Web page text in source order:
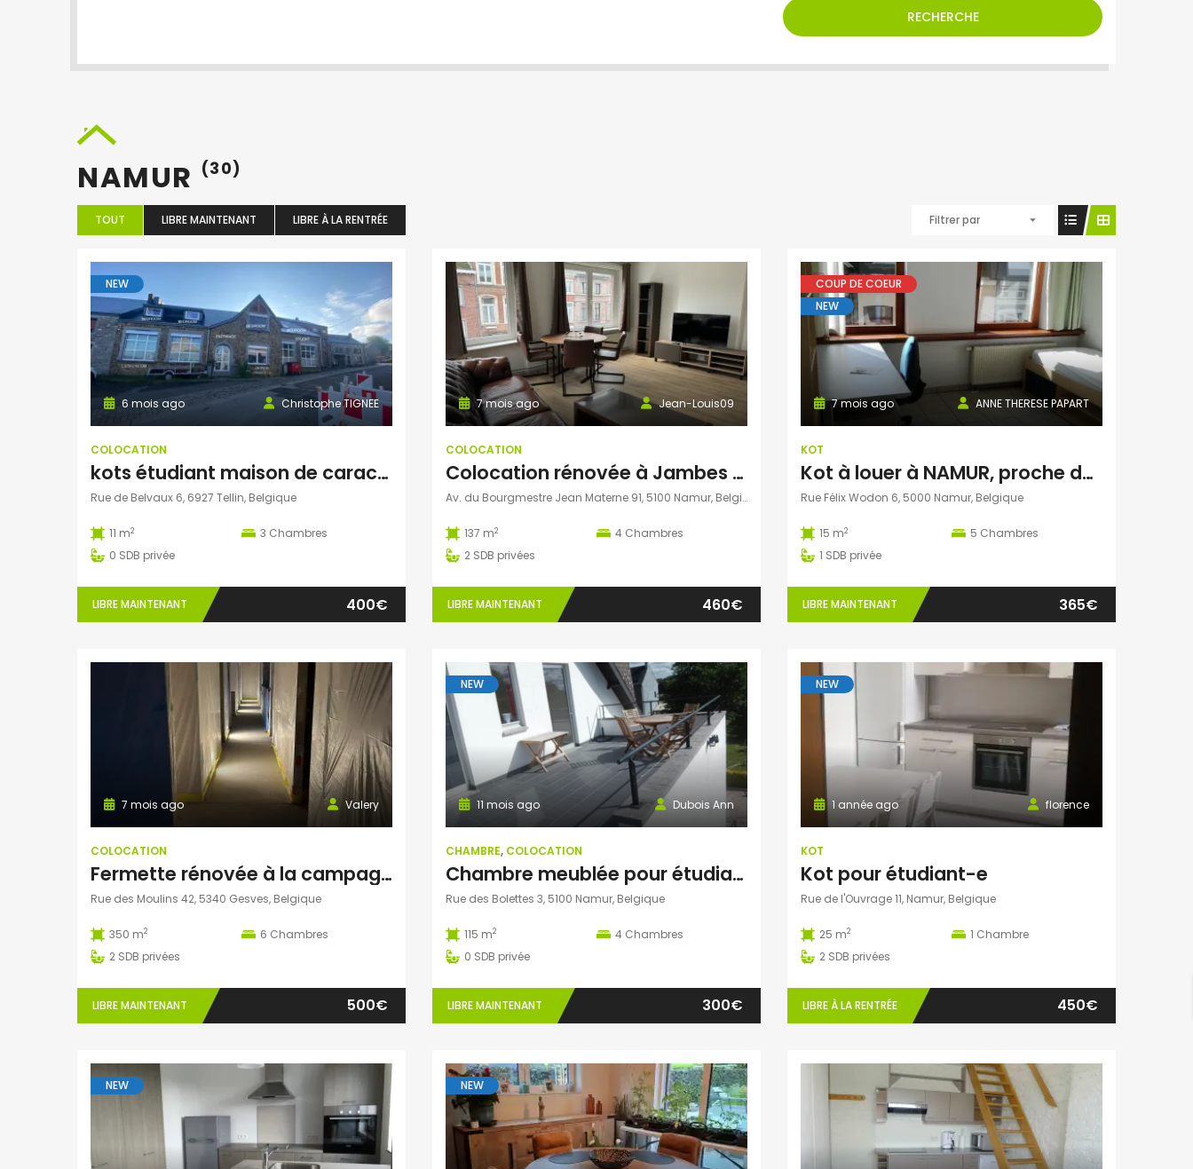
RECHERCHE
NAMUR (30)
TOUT LIBRE MAINTENANT LIBRE À LA RENTRÉE Filtrer par
NEW
Christophe TIGNEE
6 mois ago
COLOCATION
kots étudiant maison de caractère
Rue de Belvaux 6, 6927 Tellin, Belgique
11 m2 3 Chambres
0 SDB privée
LIBRE MAINTENANT 400€
Jean-Louis09
7 mois ago
COLOCATION
Colocation rénovée à Jambes – 1 chambre disponible le 1er juin– forfait charges
Av. du Bourgmestre Jean Materne 91, 5100 Namur, Belgique
137 m2 4 Chambres
2 SDB privées
LIBRE MAINTENANT 460€
COUP DE COEUR
NEW
ANNE THERESE PAPART
7 mois ago
KOT
Kot à louer à NAMUR, proche de la gare, du centre ville et des Université et Hautes Ecoles
Rue Félix Wodon 6, 5000 Namur, Belgique
15 m2 5 Chambres
1 SDB privée
LIBRE MAINTENANT 365€
Valery
7 mois ago
COLOCATION
Fermette rénovée à la campagne
Rue des Moulins 42, 5340 Gesves, Belgique
350 m2 6 Chambres
2 SDB privées
LIBRE MAINTENANT 500€
NEW
Dubois Ann
11 mois ago
CHAMBRE, COLOCATION
Chambre meublée pour étudiant dans colocation
Rue des Bolettes 3, 5100 Namur, Belgique
115 m2 4 Chambres
0 SDB privée
LIBRE MAINTENANT 300€
NEW
florence
1 année ago
KOT
Kot pour étudiant-e
Rue de l'Ouvrage 11, Namur, Belgique
25 m2 1 Chambre
2 SDB privées
LIBRE À LA RENTRÉE 450€
NEW NEW